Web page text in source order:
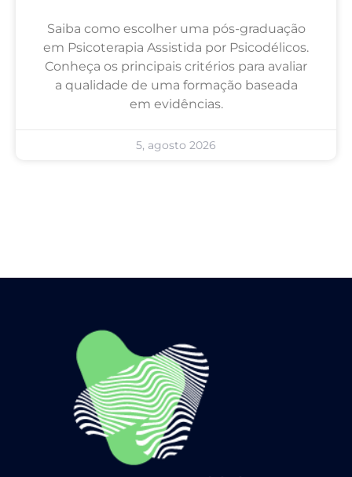
Saiba como escolher uma pós-graduação
em Psicoterapia Assistida por Psicodélicos.
Conheça os principais critérios para avaliar
a qualidade de uma formação baseada
em evidências.
5, agosto 2026